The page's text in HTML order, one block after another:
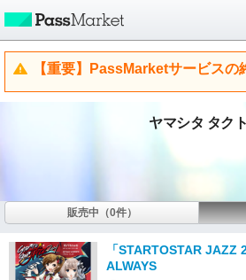
【重要】PassMarketサービスの
ヤマシタ タクト
販売中（0件）
「STARTOSTAR JAZZ
ALWAYS